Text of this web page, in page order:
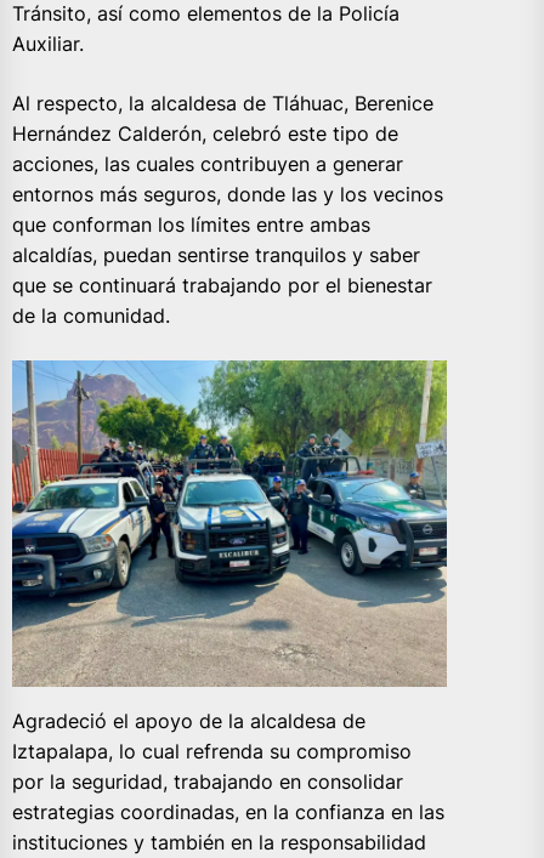
Tránsito, así como elementos de la Policía
Auxiliar.
Al respecto, la alcaldesa de Tláhuac, Berenice
Hernández Calderón, celebró este tipo de
acciones, las cuales contribuyen a generar
entornos más seguros, donde las y los vecinos
que conforman los límites entre ambas
alcaldías, puedan sentirse tranquilos y saber
que se continuará trabajando por el bienestar
de la comunidad.
Agradeció el apoyo de la alcaldesa de
Iztapalapa, lo cual refrenda su compromiso
por la seguridad, trabajando en consolidar
estrategias coordinadas, en la confianza en las
instituciones y también en la responsabilidad